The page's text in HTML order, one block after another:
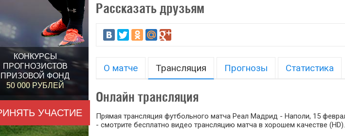
КОНКУРСЫ
ПРОГНОЗИСТОВ
ПРИЗОВОЙ ФОНД
50 000 РУБЛЕЙ
УЧАСТИЕ
Рассказать друзьям
О матче Трансляция Прогнозы Статистика
Онлайн трансляция
Прямая трансляция футбольного матча Реал Мадрид - Наполи, 15
- смотрите бесплатно видео трансляцию матча в хорошем качестве (HD).